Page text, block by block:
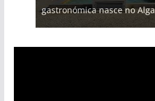
gastronómica nasce no
arribas em risco no Algarve
entre redes e fábricas
hotéis (com vídeo)
Algarve voltam a ter vida